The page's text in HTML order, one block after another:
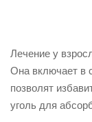
Лечение у
Она включает в
позволят
уголь для